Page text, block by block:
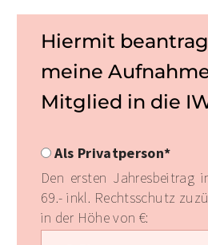
Hiermit
meine
Mitglied in die
Als Privatperson*
Den ersten Jahresbeitrag
69.- inkl. Rechtsschutz
in der Höhe von €: